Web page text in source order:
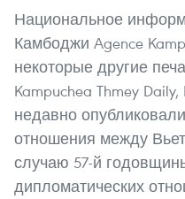
Национальное
Камбоджи Agence
некоторые другие
Kampuchea Thmey
недавно
отношения между
случаю 57-й
дипломатических